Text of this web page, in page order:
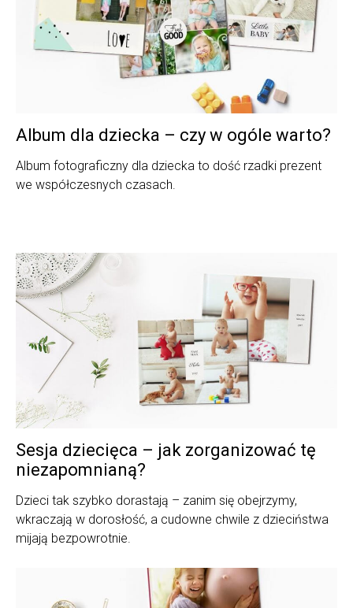
Album dla dziecka – czy w ogóle warto?
Album fotograficzny dla dziecka to dość rzadki prezent
we współczesnych czasach.
Sesja dziecięca – jak zorganizować tę
niezapomnianą?
Dzieci tak szybko dorastają – zanim się obejrzymy,
wkraczają w dorosłość, a cudowne chwile z dzieciństwa
mijają bezpowrotnie.